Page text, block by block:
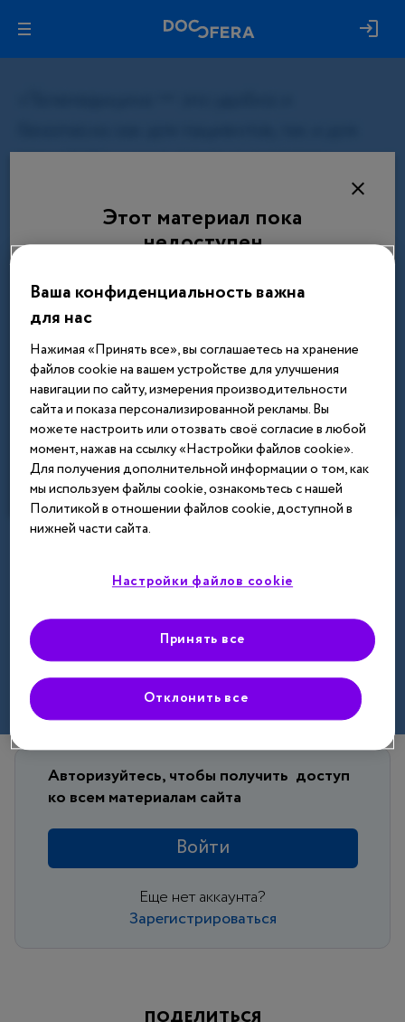
Этот материал пока
недоступен
Материал будет доступен после завершения
регистрации и подтверждения статуса врача
В профиль
Назад
Авторизуйтесь, чтобы получить доступ
ко всем материалам сайта
Войти
Еще нет аккаунта?
Зарегистрироваться
Ваша конфиденциальность важна
для нас
Нажимая «Принять все», вы соглашаетесь на хранение
файлов cookie на вашем устройстве для улучшения
навигации по сайту, измерения производительности
сайта и показа персонализированной рекламы. Вы
можете настроить или отозвать своё согласие в любой
момент, нажав на ссылку «Настройки файлов cookie».
Для получения дополнительной информации о том, как
мы используем файлы cookie, ознакомьтесь с нашей
Политикой в отношении файлов cookie, доступной в
нижней части сайта.
Настройки файлов cookie
Отклонить все
Принять все